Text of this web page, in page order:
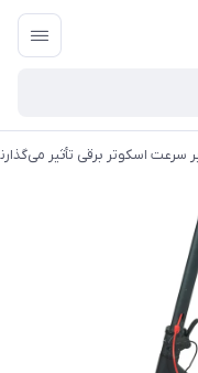
سرعت اسکوتر برقی تأثیر